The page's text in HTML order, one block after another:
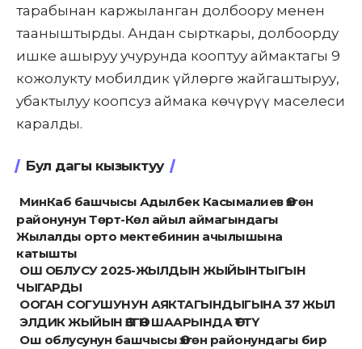
тарабынан каржыланган долбоору менен
тааныштырды. Андан сырткары, долбоорду
ишке ашыруу учурунда кооптуу аймактагы 9
кожолукту мобилдик үйлөргө жайгаштыруу,
убактылуу коопсуз аймака көчүрүү маселеси
каралды.
Бул дагы кызыктуу
МинКаб башчысы Адылбек Касымалиев Өзгөн
районунун Төрт-Көл айыл аймагындагы
Жылалды орто мектебинин ачылышына
катышты
ОШ ОБЛУСУ 2025-ЖЫЛДЫН ЖЫЙЫНТЫГЫН
ЧЫГАРДЫ
ООГАН СОГУШУНУН АЯКТАГЫНДЫГЫНА 37 ЖЫЛ
ЭЛДИК ЖЫЙЫН ӨЗГӨН ШААРЫНДА ӨТТҮ
Ош облусунун башчысы Өзгөн районундагы бир